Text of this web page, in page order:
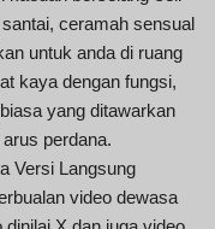
ceramah sensual
untuk anda di ruang
kaya dengan fungsi,
yang ditawarkan
perdana.
Versi Langsung
video dewasa